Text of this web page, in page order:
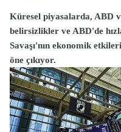
Küresel piyasalarda, ABD
belirsizlikler ve ABD'de
Savaşı'nın ekonomik
öne çıkıyor.